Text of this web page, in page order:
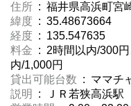
住所 : 福井県高浜町宮
緯度 : 35.48673664
経度 : 135.547635
料金 : 2時間以内/300
内/1,000円
貸出可能台数 : ママチ
説明
: ＪＲ若狭高浜駅